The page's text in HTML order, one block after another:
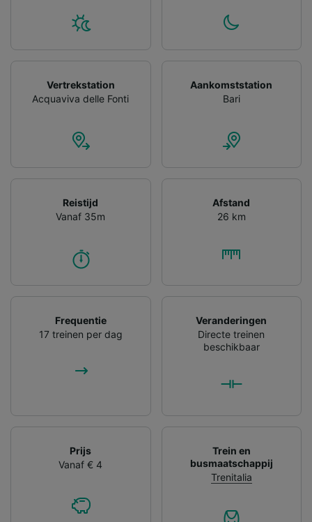
Vertrekstation
Acquaviva delle Fonti
Aankomststation
Bari
Reistijd
Vanaf 35m
Afstand
26 km
Frequentie
17 treinen per dag
Veranderingen
Directe treinen
beschikbaar
Prijs
Vanaf € 4
Trein en
busmaatschappij
Trenitalia
Wij en onze partners verwerken gegevens
voor de volgende doeleinden:
Precieze geolocatiegegevens gebruiken. De
identificatie. Informatie op een apparaat
opslaan en/of openen. Gepersonaliseerde
contentmetingen, doelgroepenonderzoek en
ontwikkeling van diensten.